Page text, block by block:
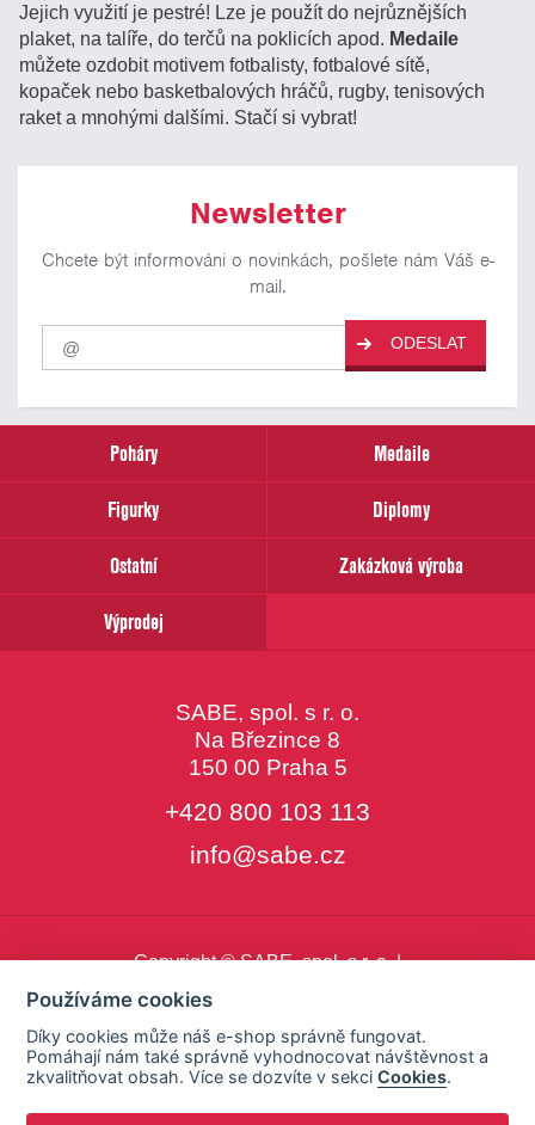
Jejich využití je pestré! Lze je použít do nejrůznějších
plaket, na talíře, do terčů na poklicích apod. Medaile
můžete ozdobit motivem fotbalisty, fotbalové sítě,
kopaček nebo basketbalových hráčů, rugby, tenisových
raket a mnohými dalšími. Stačí si vybrat!
Newsletter
Chcete být informováni o novinkách, pošlete nám Váš e-
mail.
Pro
odběr
našich
email
ODESLAT
Poháry
Medaile
Figurky
Diplomy
Ostatní
Zakázková výroba
Výprodej
SABE, spol. s r. o.
Na Březince 8
150 00 Praha 5
+420 800 103 113
info@sabe.cz
Copyright © SABE, spol. s r. o. |
Používáme cookies
Díky cookies může náš e-shop správně fungovat.
Pomáhají nám také správně vyhodnocovat návštěvnost a
zkvalitňovat obsah. Více se dozvíte v sekciCookies.